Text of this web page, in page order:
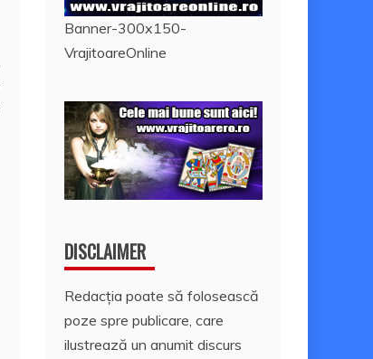
Banner-300x150-
VrajitoareOnline
DISCLAIMER
Redacția poate să folosească
poze spre publicare, care
ilustrează un anumit discurs